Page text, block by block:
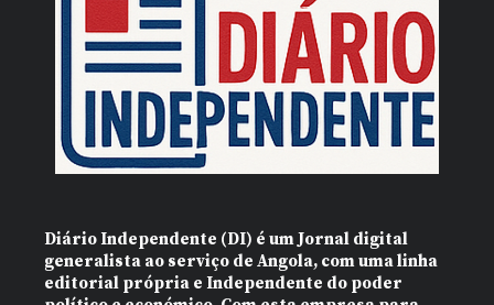
Diário Independente (DI) é um Jornal digital
generalista ao serviço de Angola, com uma linha
editorial própria e Independente do poder